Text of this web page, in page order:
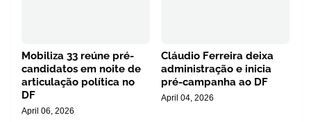
Mobiliza 33 reúne pré-
candidatos em noite de
articulação política no
DF
April 06, 2026
Cláudio Ferreira deixa
administração e inicia
pré-campanha ao DF
April 04, 2026